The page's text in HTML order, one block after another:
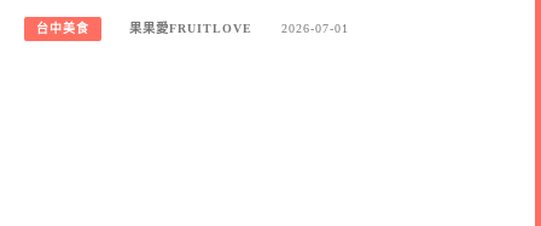
台中美食 果果愛FRUITLOVE 2026-07-01